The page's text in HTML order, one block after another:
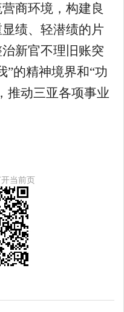
商环境，构建良
绩、轻潜绩的片
新官不理旧账突
”的精神境界和“功
推动三亚各项事业
当前页